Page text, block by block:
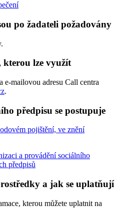
po žadateli požadovány
kterou lze využít
e-mailovou adresu Call centra
.
předpisu se postupuje
pojištění, ve znění
a provádění sociálního
předpisů
a jak se uplatňují
kterou můžete uplatnit na